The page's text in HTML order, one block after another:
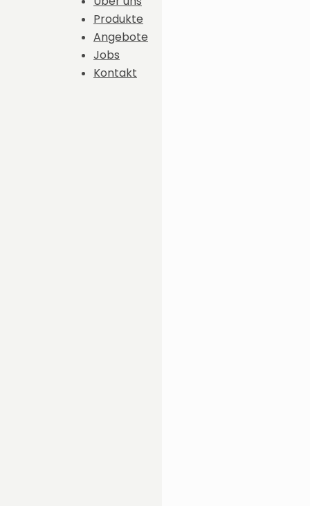
Produkte
Angebote
Jobs
Kontakt